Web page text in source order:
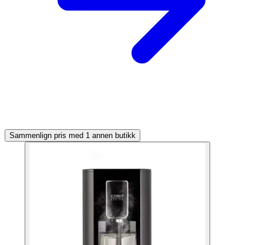
Sammenlign pris med 1 annen butikk